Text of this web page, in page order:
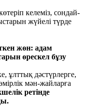
келеміз, сондай-
жүйелі түрде
жөн: адам
өрескел бұзу
ұлттық дәстүрлерге,
мән-жайларға
ретінде